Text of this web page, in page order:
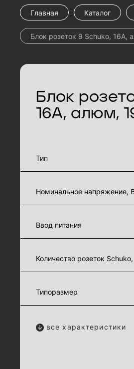
Главная Каталог
Блок розеток 9 Schuko, 16A,
Блок
16A, алюм,
Тип
Номинальное напряжение,
Ввод питания
Количество розеток
Типоразмер
все характеристики